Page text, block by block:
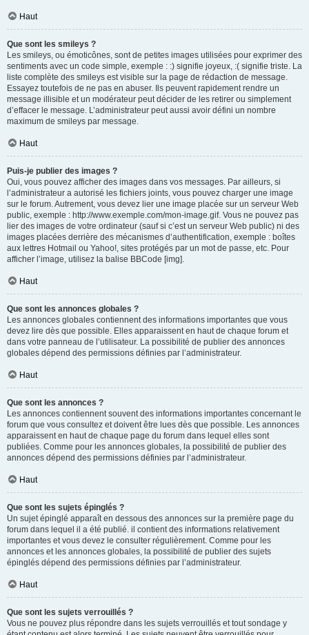
Haut
Que sont les smileys ?
Les smileys, ou émoticônes, sont de petites images utilisées pour exprimer des
sentiments avec un code simple, exemple : :) signifie joyeux, :( signifie triste. La
liste complète des smileys est visible sur la page de rédaction de message.
Essayez toutefois de ne pas en abuser. Ils peuvent rapidement rendre un
message illisible et un modérateur peut décider de les retirer ou simplement
d’effacer le message. L’administrateur peut aussi avoir défini un nombre
maximum de smileys par message.
Haut
Puis-je publier des images ?
Oui, vous pouvez afficher des images dans vos messages. Par ailleurs, si
l’administrateur a autorisé les fichiers joints, vous pouvez charger une image
sur le forum. Autrement, vous devez lier une image placée sur un serveur Web
public, exemple : http://www.exemple.com/mon-image.gif. Vous ne pouvez pas
lier des images de votre ordinateur (sauf si c’est un serveur Web public) ni des
images placées derrière des mécanismes d’authentification, exemple : boîtes
aux lettres Hotmail ou Yahoo!, sites protégés par un mot de passe, etc. Pour
afficher l’image, utilisez la balise BBCode [img].
Haut
Que sont les annonces globales ?
Les annonces globales contiennent des informations importantes que vous
devez lire dès que possible. Elles apparaissent en haut de chaque forum et
dans votre panneau de l’utilisateur. La possibilité de publier des annonces
globales dépend des permissions définies par l’administrateur.
Haut
Que sont les annonces ?
Les annonces contiennent souvent des informations importantes concernant le
forum que vous consultez et doivent être lues dès que possible. Les annonces
apparaissent en haut de chaque page du forum dans lequel elles sont
publiées. Comme pour les annonces globales, la possibilité de publier des
annonces dépend des permissions définies par l’administrateur.
Haut
Que sont les sujets épinglés ?
Un sujet épinglé apparaît en dessous des annonces sur la première page du
forum dans lequel il a été publié. il contient des informations relativement
importantes et vous devez le consulter régulièrement. Comme pour les
annonces et les annonces globales, la possibilité de publier des sujets
épinglés dépend des permissions définies par l’administrateur.
Haut
Que sont les sujets verrouillés ?
Vous ne pouvez plus répondre dans les sujets verrouillés et tout sondage y